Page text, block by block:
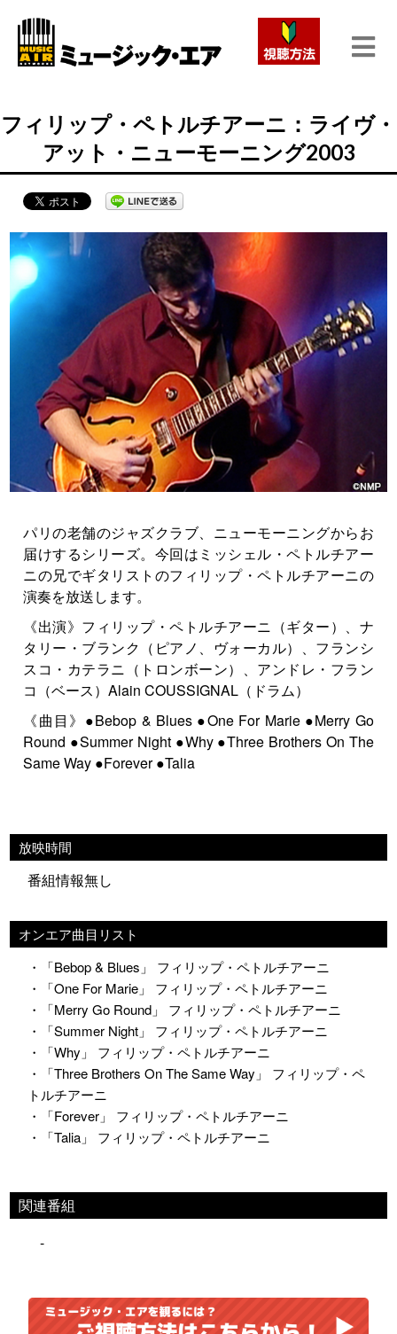
フィリップ・ペトルチアーニ：ライヴ・
アット・ニューモーニング2003
パリの老舗のジャズクラブ、ニューモーニングからお
届けするシリーズ。今回はミッシェル・ペトルチアー
ニの兄でギタリストのフィリップ・ペトルチアーニの
演奏を放送します。
《出演》フィリップ・ペトルチアーニ（ギター）、ナ
タリー・ブランク（ピアノ、ヴォーカル）、フランシ
スコ・カテラニ（トロンボーン）、アンドレ・フラン
コ（ベース）Alain COUSSIGNAL（ドラム）
《曲目》●Bebop & Blues ●One For Marie ●Merry Go
Round ●Summer Night ●Why ●Three Brothers On The
Same Way ●Forever ●Talia
放映時間
番組情報無し
オンエア曲目リスト
・「Bebop & Blues」 フィリップ・ペトルチアーニ
・「One For Marie」 フィリップ・ペトルチアーニ
・「Merry Go Round」 フィリップ・ペトルチアーニ
・「Summer Night」 フィリップ・ペトルチアーニ
・「Why」 フィリップ・ペトルチアーニ
・「Three Brothers On The Same Way」 フィリップ・ペ
トルチアーニ
・「Forever」 フィリップ・ペトルチアーニ
・「Talia」 フィリップ・ペトルチアーニ
関連番組
-